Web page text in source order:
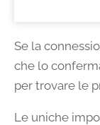
Se la
che lo
per trovare le
Le uniche